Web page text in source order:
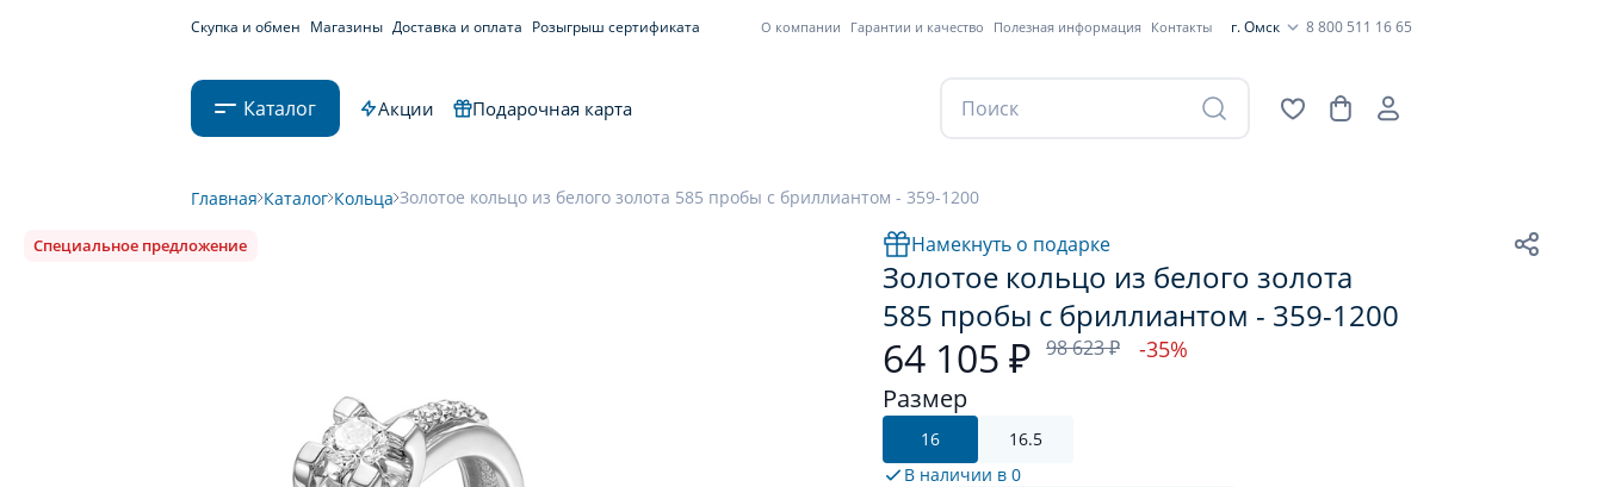
Скупка и обмен Магазины Доставка и оплата Розыгрыш сертификата О компании Гарантии и качество Полезная информация Контакты г. Омск 8 800 511 16 65
Каталог Акции Подарочная карта
Главная Каталог Кольца Золотое кольцо из белого золота 585 пробы с бриллиантом - 359-1200
Специальное предложение Намекнуть о подарке
Золотое кольцо из белого золота
585 пробы с бриллиантом - 359-1200
64 105 ₽ 98 623 ₽ -35%
Размер
16
16.5
В наличии в 0